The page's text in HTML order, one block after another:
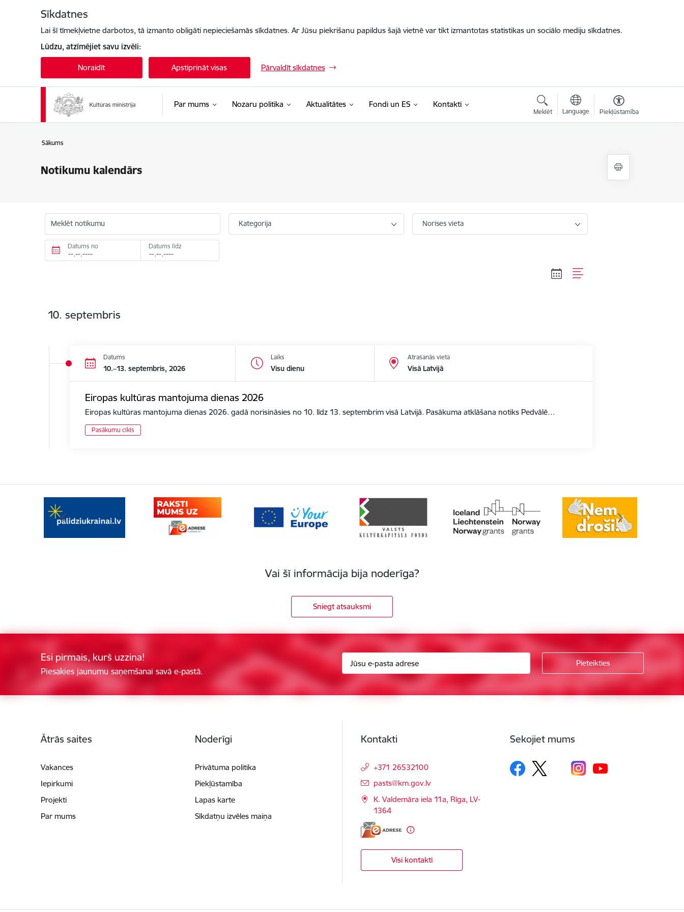
Sīkdatnes
Lai šī tīmekļvietne darbotos, tā izmanto obligāti nepieciešamās sīkdatnes. Ar Jūsu piekrišanu papildus šajā vietnē var tikt izmantotas statistikas un sociālo mediju sīkdatnes.
Lūdzu, atzīmējiet savu izvēli:
Noraidīt Apstiprināt visas Pārvaldīt sīkdatnes
Par mums Nozaru politika Aktualitātes Fondi un ES Kontakti
Meklēt Language Piekļūstamība
Sākums
Notikumu kalendārs
Meklēt notikumu Kategorija Norises vieta
Datums no Datums līdz
10. septembris
Datums
10.–13. septembris, 2026
Laiks
Visu dienu
Atrašanās vieta
Visā Latvijā
Eiropas kultūras mantojuma dienas 2026
Eiropas kultūras mantojuma dienas 2026. gadā norisināsies no 10. līdz 13. septembrim visā Latvijā. Pasākuma atklāšana notiks Pedvālē…
Pasākumu cikls
Vai šī informācija bija noderīga?
Sniegt atsauksmi
Esi pirmais, kurš uzzina!
Piesakies jaunumu saņemšanai savā e-pastā.
Ātrās saites
Vakances
Iepirkumi
Projekti
Par mums
Noderīgi
Privātuma politika
Piekļūstamība
Lapas karte
Sīkdatņu izvēles maiņa
Kontakti
+371 26532100
E-pasts:
pasts@km.gov.lv
K. Valdemāra iela 11a, Rīga, LV-
1364
Visi kontakti
Sekojiet mums